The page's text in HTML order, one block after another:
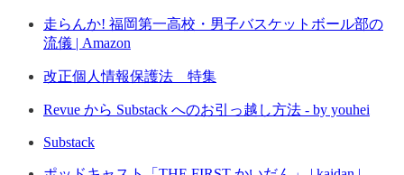
走らんか! 福岡第一高校・男子バスケットボール部の
流儀 | Amazon
改正個人情報保護法 特集
Revue から Substack へのお引っ越し方法 - by youhei
Substack